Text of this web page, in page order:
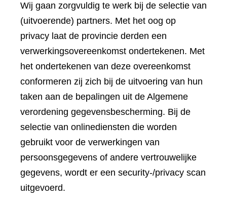
Wij gaan zorgvuldig te werk bij de selectie van
(uitvoerende) partners. Met het oog op
privacy laat de provincie derden een
verwerkingsovereenkomst ondertekenen. Met
het ondertekenen van deze overeenkomst
conformeren zij zich bij de uitvoering van hun
taken aan de bepalingen uit de Algemene
verordening gegevensbescherming. Bij de
selectie van onlinediensten die worden
gebruikt voor de verwerkingen van
persoonsgegevens of andere vertrouwelijke
gegevens, wordt er een security-/privacy scan
uitgevoerd.